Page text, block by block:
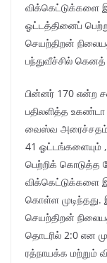
விக்கெட்டுக்களை
ஓட்டத்தினைப்
செயற்திறன்
பந்துவீச்சில்
பின்னர் 170 என்ற
பதிலளித்த
வைஸ்வ அரைச்சதம்
41
பெற்றிக் கொடுத்த
விக்கெட்டுக்களை
கொள்ள
செயற்திறன்
தொடரில் 2:0 என
ரத்நாயக்க மற்றும்